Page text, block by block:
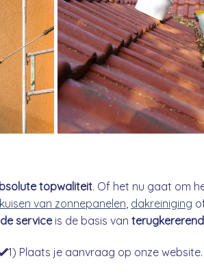
topwaliteit. Of het nu gaat om
kuisen van zonnepanelen, dakreiniging
serviceis de basis van
1) Plaats je aanvraag op onze website.